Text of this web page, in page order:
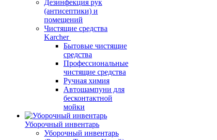
Дезинфекция рук
(антисептики) и
помещений
Чистящие средства
Karcher
Бытовые чистящие
средства
Профессиональные
чистящие средства
Ручная химия
Автошампуни для
бесконтактной
мойки
Уборочный инвентарь
Уборочный инвентарь